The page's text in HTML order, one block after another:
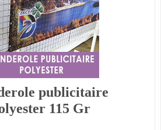
publicitaire
115 Gr